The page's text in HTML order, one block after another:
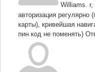
Williams. r,
авторизация регулярно
карты), кривейшая
пин код не поменять)